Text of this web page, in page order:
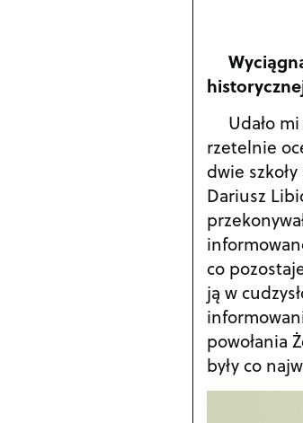
Udało
rzetelnie
dwie
Dariusz
co
ją w
powołania
były co